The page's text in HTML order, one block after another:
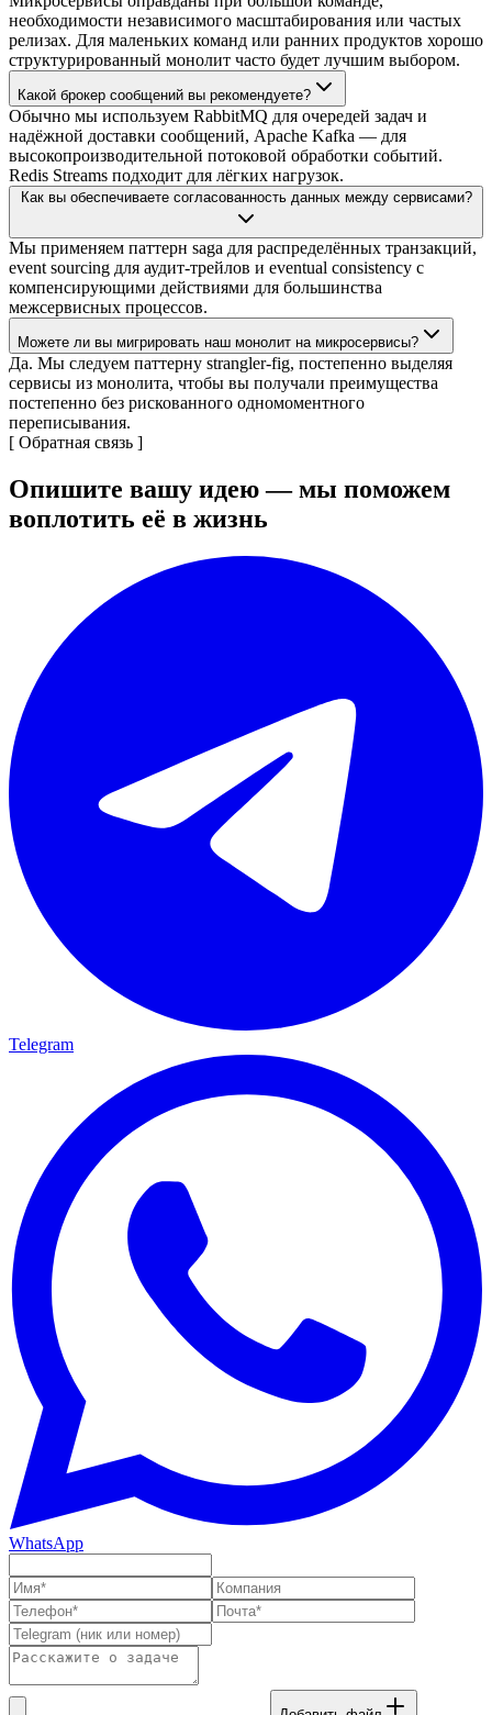
необходимости независимого масштабирования или частых
релизах. Для маленьких команд или ранних продуктов хорошо
структурированный монолит часто будет лучшим выбором.
Какой брокер сообщений вы рекомендуете?
Обычно мы используем RabbitMQ для очередей задач и
надёжной доставки сообщений, Apache Kafka — для
высокопроизводительной потоковой обработки событий.
Redis Streams подходит для лёгких нагрузок.
Как вы обеспечиваете согласованность данных между сервисами?
Мы применяем паттерн saga для распределённых транзакций,
event sourcing для аудит-трейлов и eventual consistency с
компенсирующими действиями для большинства
межсервисных процессов.
Можете ли вы мигрировать наш монолит на микросервисы?
Да. Мы следуем паттерну strangler-fig, постепенно выделяя
сервисы из монолита, чтобы вы получали преимущества
постепенно без рискованного одномоментного
переписывания.
[ Обратная связь ]
Опишите вашу идею — мы поможем
воплотить её в жизнь
Telegram
WhatsApp